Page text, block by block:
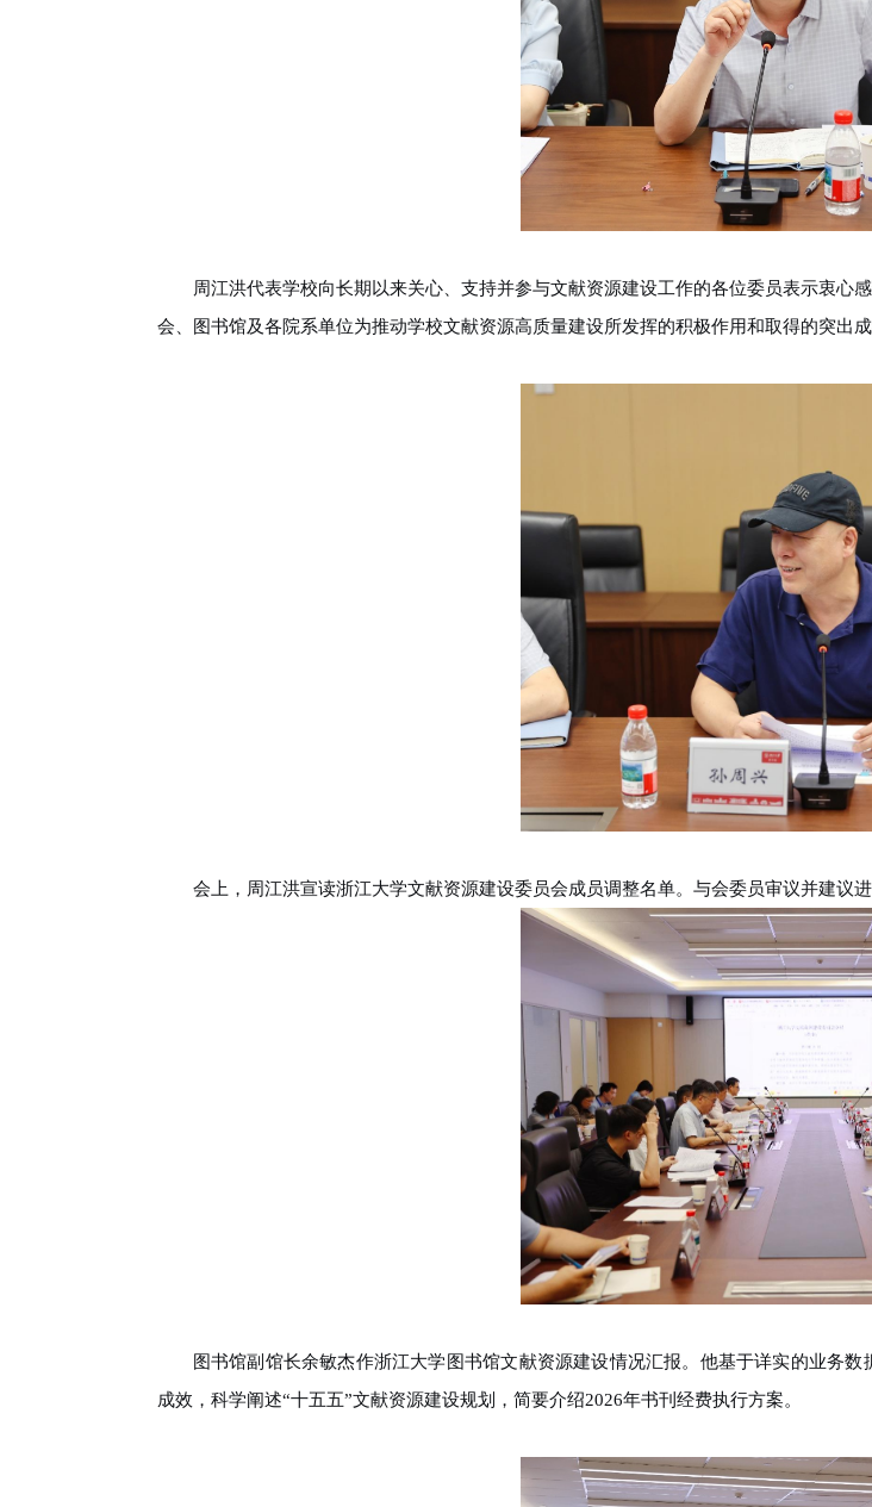
周江洪代表学校向长期以来关心、支持并参与文献资源建设工作的各位委员表示衷心
会、图书馆及各院系单位为推动学校文献资源高质量建设所发挥的积极作用和取得的突出
会上，周江洪宣读浙江大学文献资源建设委员会成员调整名单。与会委员审议并建议
图书馆副馆长余敏杰作浙江大学图书馆文献资源建设情况汇报。他基于详实的业务数
成效，科学阐述“十五五”文献资源建设规划，简要介绍2026年书刊经费执行方案。